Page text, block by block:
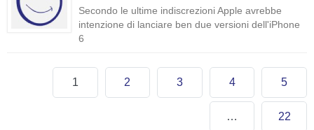
Secondo le ultime indiscrezioni Apple avrebbe
intenzione di lanciare ben due versioni dell'iPhone
6
1 2 3 4 5
… 22